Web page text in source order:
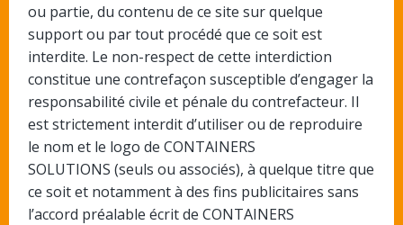
ou partie, du contenu de ce site sur quelque
support ou par tout procédé que ce soit est
interdite. Le non-respect de cette interdiction
constitue une contrefaçon susceptible d’engager la
responsabilité civile et pénale du contrefacteur. Il
est strictement interdit d’utiliser ou de reproduire
le nom et le logo de CONTAINERS
SOLUTIONS (seuls ou associés), à quelque titre que
ce soit et notamment à des fins publicitaires sans
l’accord préalable écrit de CONTAINERS